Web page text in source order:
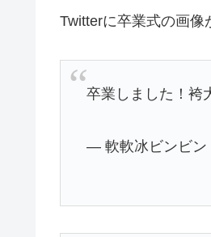
Twitterに卒業式の画像
卒業しました！袴
— 軟軟冰ビンビン